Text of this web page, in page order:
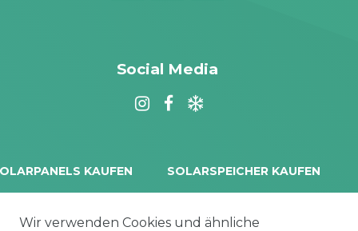
Social Media
KAUFEN
SOLARSPEICHER KAUFEN
10 kWh Batteriespeicher
Wir verwenden Cookies und ähnliche